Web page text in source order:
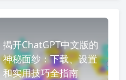
揭开ChatGPT中文版的
神秘面纱：下载、设置
和实用技巧全指南